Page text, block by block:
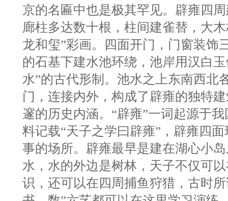
京的名匾中也是极其罕见。辟雍四
廊柱多达数十根，柱间建雀替，大
龙和玺”彩画。四面开门，门窗装饰
的石基下建水池环绕，池岸用汉白
水”的古代形制。池水之上东南西北
门，连接内外，构成了辟雍的独特
邃的历史内涵。“辟雍”一词起源于
料记载“天子之学曰辟雍”，辟雍四
事的场所。辟雍最早是建在湖心小
水，水的外边是树林，天子不仅可
识，还可以在四周捕鱼狩猎，古时